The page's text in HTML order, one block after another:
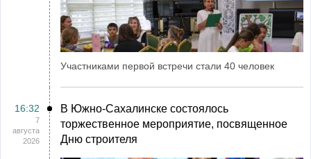
Участниками первой встречи стали 40 человек
16:32
7
августа
2026
В Южно-Сахалинске состоялось
торжественное мероприятие, посвященное
Дню строителя